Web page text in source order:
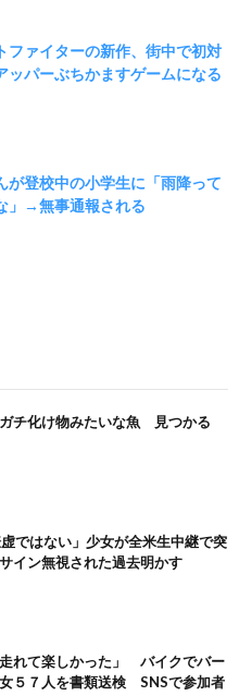
ファイターの新作、街中で初対
ッパーぶちかますゲームになる
が登校中の小学生に「雨降って
」→無事通報される
ガチ化け物みたいな魚 見つかる
虚ではない」少女が全米生中継で突
イン無視された過去明かす
走れて楽しかった」 バイクでバー
５７人を書類送検 SNSで参加者